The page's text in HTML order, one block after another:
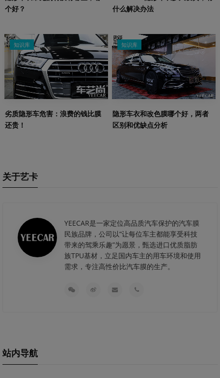
个好？
什么解决办法
知识库
劣质隐形车危害：浪费的钱比膜
还贵！
知识库
隐形车衣和改色膜哪个好，两者
区别和优缺点分析
关于艺卡
YEECAR是一家定位高品质汽车保护的汽车膜
民族品牌，公司以“让每位车主都能享受科技
带来的驾乘乐趣”为愿景，甄选进口优质脂肪
族TPU基材，立足国内车主的用车环境和使用
需求，专注高性价比汽车膜的生产。
站内导航